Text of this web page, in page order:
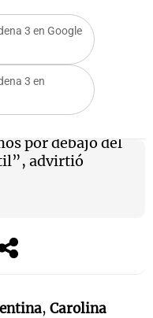
3 en Google
3 en
por debajo del
advirtió
, Carolina